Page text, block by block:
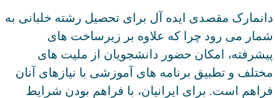
دانمارک مقصدی ایده آل برای تحصیل رشته خلبانی به
شمار می رود چرا که علاوه بر زیرساخت های
پیشرفته، امکان حضور دانشجویان از ملیت های
مختلف و تطبیق برنامه های آموزشی با نیازهای آنان
فراهم است. برای ایرانیان، با فراهم بودن شرایط